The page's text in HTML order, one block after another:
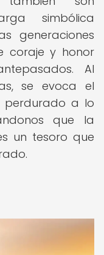
simbólica
generaciones
coraje y honor
Al
se evoca el
perdurado a lo
que la
un tesoro que